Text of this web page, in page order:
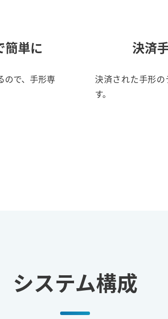
簡単に
ので、手形専
決済
決済された手形
す。
システム構成